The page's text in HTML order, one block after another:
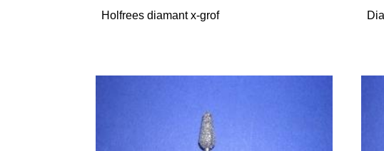
Holfrees diamant x-grof